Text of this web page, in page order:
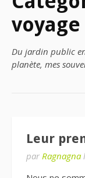
voyage
Du jardin public
planète, mes
Leur
par Ragnagna